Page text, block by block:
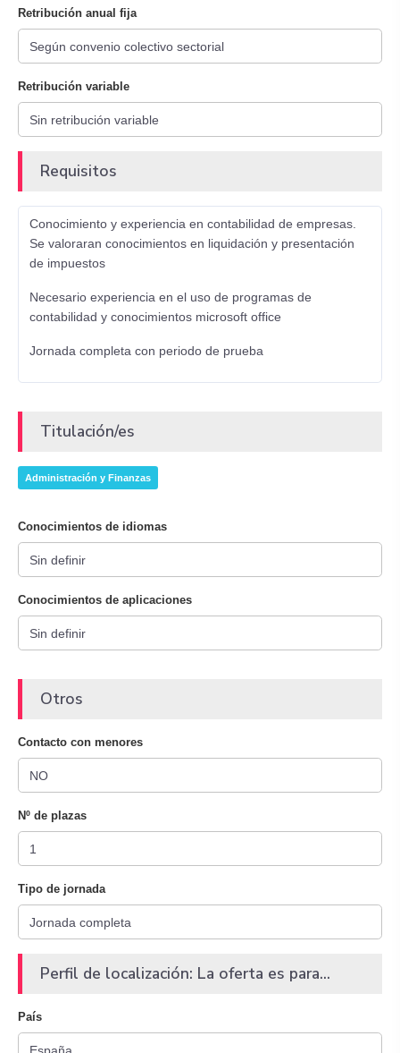
Retribución anual fija
Retribución variable
Requisitos
Conocimiento y experiencia en contabilidad de empresas.
Se valoraran conocimientos en liquidación y presentación
de impuestos
Necesario experiencia en el uso de programas de
contabilidad y conocimientos microsoft office
Jornada completa con periodo de prueba
Titulación/es
Administración y Finanzas
Conocimientos de idiomas
Conocimientos de aplicaciones
Otros
Contacto con menores
Nº de plazas
Tipo de jornada
Perfil de localización: La oferta es para...
País